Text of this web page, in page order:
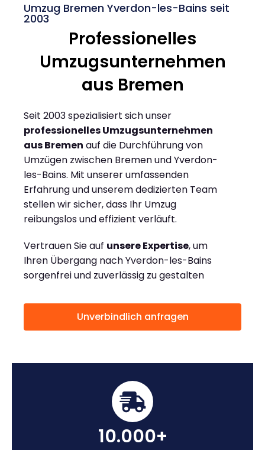
Umzug Bremen Yverdon-les-Bains seit
2003
Professionelles
Umzugsunternehmen
aus Bremen
Seit 2003 spezialisiert sich unser
professionelles Umzugsunternehmen
aus Bremen auf die Durchführung von
Umzügen zwischen Bremen und Yverdon-
les-Bains. Mit unserer umfassenden
Erfahrung und unserem dedizierten Team
stellen wir sicher, dass Ihr Umzug
reibungslos und effizient verläuft.
Vertrauen Sie auf unsere Expertise, um
Ihren Übergang nach Yverdon-les-Bains
sorgenfrei und zuverlässig zu gestalten
Unverbindlich anfragen
10.000+